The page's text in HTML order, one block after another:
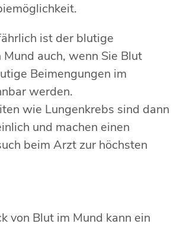
ist der blutige
Mund auch, wenn Sie Blut
Beimengungen im
werden.
wie Lungenkrebs sind dann
und machen einen
beim Arzt zur höchsten
von Blut im Mund kann ein